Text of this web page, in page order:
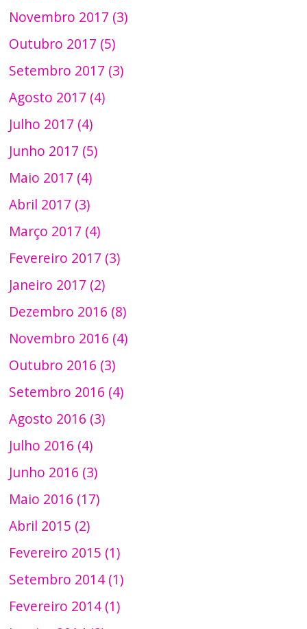
Novembro 2017 (3)
Outubro 2017 (5)
Setembro 2017 (3)
Agosto 2017 (4)
Julho 2017 (4)
Junho 2017 (5)
Maio 2017 (4)
Abril 2017 (3)
Março 2017 (4)
Fevereiro 2017 (3)
Janeiro 2017 (2)
Dezembro 2016 (8)
Novembro 2016 (4)
Outubro 2016 (3)
Setembro 2016 (4)
Agosto 2016 (3)
Julho 2016 (4)
Junho 2016 (3)
Maio 2016 (17)
Abril 2015 (2)
Fevereiro 2015 (1)
Setembro 2014 (1)
Fevereiro 2014 (1)